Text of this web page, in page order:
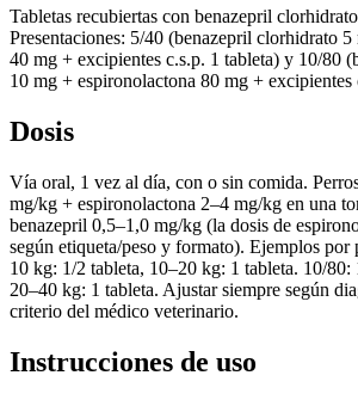
Tabletas recubiertas con benazepril
Presentaciones: 5/40 (benazepril clorhidrato
40 mg + excipientes c.s.p. 1 tableta) y 10/80
10 mg + espironolactona 80 mg + excipientes
Dosis
Vía oral, 1 vez al día, con o sin comida.
mg/kg + espironolactona 2–4 mg/kg en una
benazepril 0,5–1,0 mg/kg (la dosis de
según etiqueta/peso y formato). Ejemplos por
10 kg: 1/2 tableta, 10–20 kg: 1 tableta. 10/80:
20–40 kg: 1 tableta. Ajustar siempre según
criterio del médico veterinario.
Instrucciones de uso